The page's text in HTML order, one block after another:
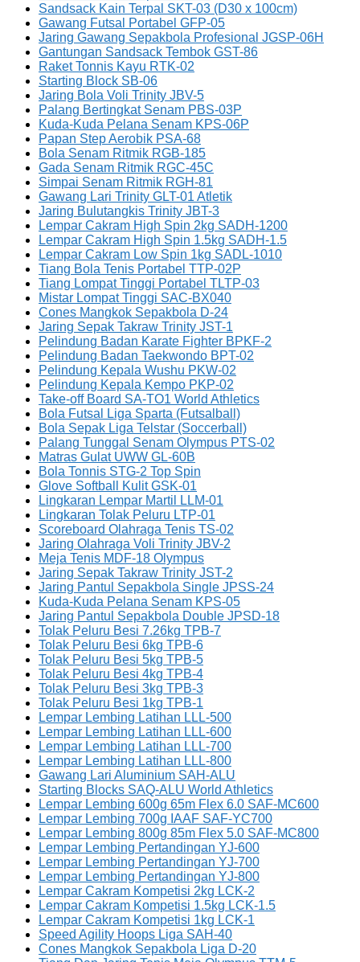
Sandsack Kain Terpal SKT-03 (D30 x 100cm)
Gawang Futsal Portabel GFP-05
Jaring Gawang Sepakbola Profesional JGSP-06H
Gantungan Sandsack Tembok GST-86
Raket Tonnis Kayu RTK-02
Starting Block SB-06
Jaring Bola Voli Trinity JBV-5
Palang Bertingkat Senam PBS-03P
Kuda-Kuda Pelana Senam KPS-06P
Papan Step Aerobik PSA-68
Bola Senam Ritmik RGB-185
Gada Senam Ritmik RGC-45C
Simpai Senam Ritmik RGH-81
Gawang Lari Trinity GLT-01 Atletik
Jaring Bulutangkis Trinity JBT-3
Lempar Cakram High Spin 2kg SADH-1200
Lempar Cakram High Spin 1.5kg SADH-1.5
Lempar Cakram Low Spin 1kg SADL-1010
Tiang Bola Tenis Portabel TTP-02P
Tiang Lompat Tinggi Portabel TLTP-03
Mistar Lompat Tinggi SAC-BX040
Cones Mangkok Sepakbola D-24
Jaring Sepak Takraw Trinity JST-1
Pelindung Badan Karate Fighter BPKF-2
Pelindung Badan Taekwondo BPT-02
Pelindung Kepala Wushu PKW-02
Pelindung Kepala Kempo PKP-02
Take-off Board SA-TO1 World Athletics
Bola Futsal Liga Sparta (Futsalball)
Bola Sepak Liga Telstar (Soccerball)
Palang Tunggal Senam Olympus PTS-02
Matras Gulat UWW GL-60B
Bola Tonnis STG-2 Top Spin
Glove Softball Kulit GSK-01
Lingkaran Lempar Martil LLM-01
Lingkaran Tolak Peluru LTP-01
Scoreboard Olahraga Tenis TS-02
Jaring Olahraga Voli Trinity JBV-2
Meja Tenis MDF-18 Olympus
Jaring Sepak Takraw Trinity JST-2
Jaring Pantul Sepakbola Single JPSS-24
Kuda-Kuda Pelana Senam KPS-05
Jaring Pantul Sepakbola Double JPSD-18
Tolak Peluru Besi 7.26kg TPB-7
Tolak Peluru Besi 6kg TPB-6
Tolak Peluru Besi 5kg TPB-5
Tolak Peluru Besi 4kg TPB-4
Tolak Peluru Besi 3kg TPB-3
Tolak Peluru Besi 1kg TPB-1
Lempar Lembing Latihan LLL-500
Lempar Lembing Latihan LLL-600
Lempar Lembing Latihan LLL-700
Lempar Lembing Latihan LLL-800
Gawang Lari Aluminium SAH-ALU
Starting Blocks SAQ-ALU World Athletics
Lempar Lembing 600g 65m Flex 6.0 SAF-MC600
Lempar Lembing 700g IAAF SAF-YC700
Lempar Lembing 800g 85m Flex 5.0 SAF-MC800
Lempar Lembing Pertandingan YJ-600
Lempar Lembing Pertandingan YJ-700
Lempar Lembing Pertandingan YJ-800
Lempar Cakram Kompetisi 2kg LCK-2
Lempar Cakram Kompetisi 1.5kg LCK-1.5
Lempar Cakram Kompetisi 1kg LCK-1
Speed Agility Hoops Liga SAH-40
Cones Mangkok Sepakbola Liga D-20